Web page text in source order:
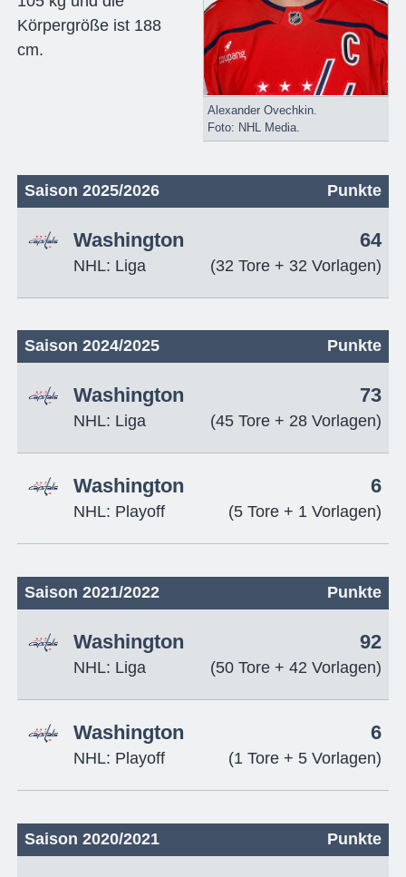
Alexander Ovechkin.
Foto: NHL Media.
Körpergröße ist 188
cm.
Saison 2025/2026 Punkte
Washington
NHL: Liga
64
(32 Tore + 32 Vorlagen)
Saison 2024/2025 Punkte
Washington
NHL: Liga
73
(45 Tore + 28 Vorlagen)
Washington
NHL: Playoff
6
(5 Tore + 1 Vorlagen)
Saison 2021/2022 Punkte
Washington
NHL: Liga
92
(50 Tore + 42 Vorlagen)
Washington
NHL: Playoff
6
(1 Tore + 5 Vorlagen)
Saison 2020/2021 Punkte